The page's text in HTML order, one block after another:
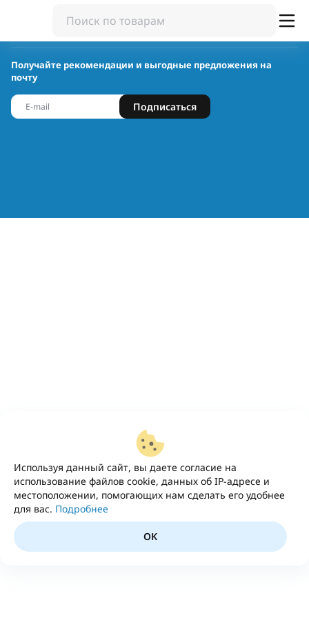
Используя данный сайт, вы даете согласие на
использование файлов cookie, данных об IP-адресе и
местоположении, помогающих нам сделать его удобнее
для вас. Подробнее
OK
Получайте рекомендации и выгодные предложения на
почту
Подписаться